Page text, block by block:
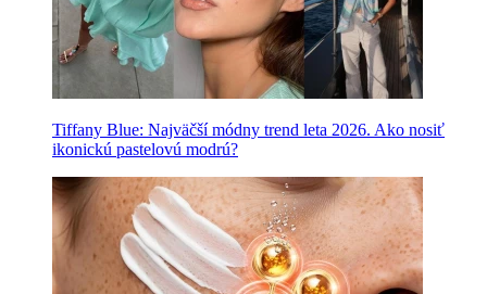
Tiffany Blue: Najväčší módny trend leta 2026. Ako nosiť
ikonickú pastelovú modrú?